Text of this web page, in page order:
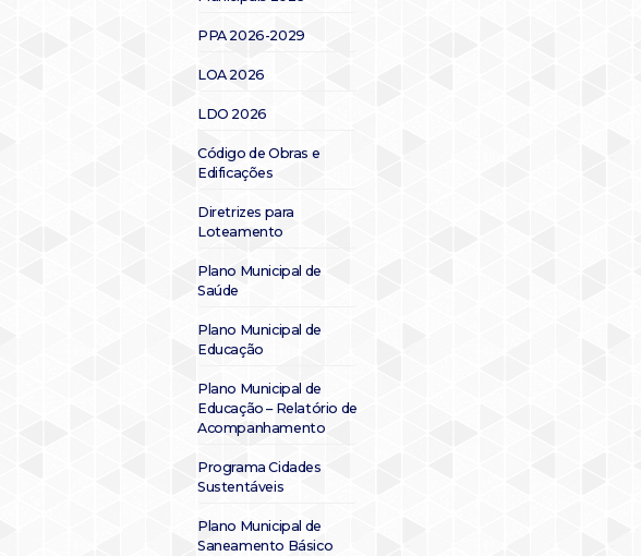
PPA 2026-2029
LOA 2026
LDO 2026
Código de Obras e
Edificações
Diretrizes para
Loteamento
Plano Municipal de
Saúde
Plano Municipal de
Educação
Plano Municipal de
Educação – Relatório de
Acompanhamento
Programa Cidades
Sustentáveis
Plano Municipal de
Saneamento Básico